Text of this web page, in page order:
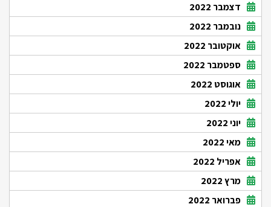
דצמבר 2022
נובמבר 2022
אוקטובר 2022
ספטמבר 2022
אוגוסט 2022
יולי 2022
יוני 2022
מאי 2022
אפריל 2022
מרץ 2022
פברואר 2022